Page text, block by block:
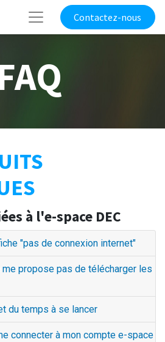
Contactez-nous
à l'e-space DEC
"pas de connexion internet"
me propose pas de télécharger les
du temps à se lancer
connecter à mon compte e-space